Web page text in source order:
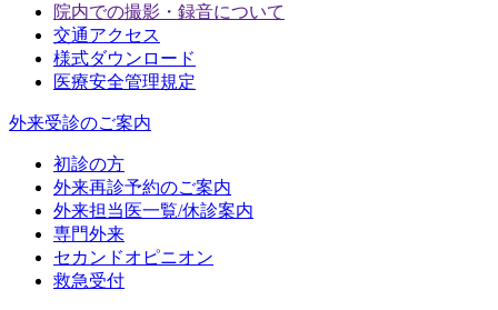
院内での撮影・録音について
交通アクセス
様式ダウンロード
医療安全管理規定
外来受診のご案内
初診の方
外来再診予約のご案内
外来担当医一覧/休診案内
専門外来
セカンドオピニオン
救急受付